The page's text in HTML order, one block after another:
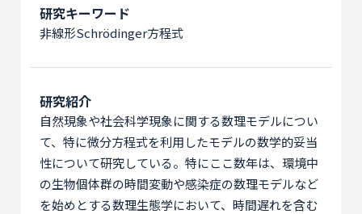
研究キーワード
非線形Schrödinger方程式
研究紹介
自然現象や社会科学現象に関する数理モデルについ
て、特に微分方程式を利用したモデルの数学的妥当
性について研究している。特にここ数年は、環境中
の生物個体群の時間変動や感染症の数理モデルなど
を始めとする数理生態学において、時間遅れを含む